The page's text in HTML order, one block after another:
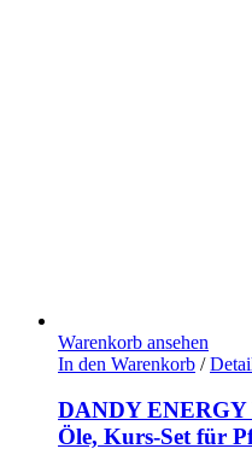
Warenkorb ansehen
In den Warenkorb /
DANDY ENERGY
Öle, Kurs-Set für